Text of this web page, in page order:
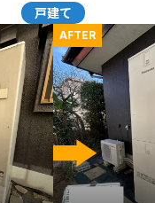
戸建て
AFTER